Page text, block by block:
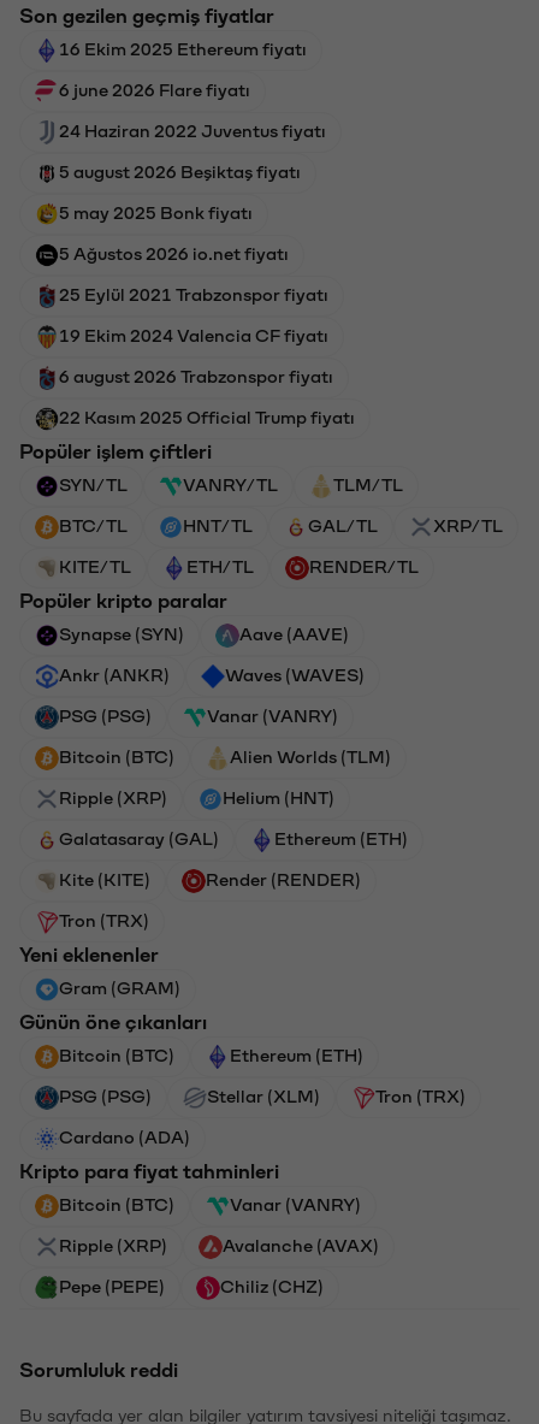
Son gezilen geçmiş fiyatlar
16 Ekim 2025 Ethereum fiyatı
6 june 2026 Flare fiyatı
24 Haziran 2022 Juventus fiyatı
5 august 2026 Beşiktaş fiyatı
5 may 2025 Bonk fiyatı
5 Ağustos 2026 io.net fiyatı
25 Eylül 2021 Trabzonspor fiyatı
19 Ekim 2024 Valencia CF fiyatı
6 august 2026 Trabzonspor fiyatı
22 Kasım 2025 Official Trump fiyatı
Popüler işlem çiftleri
SYN/TL VANRY/TL TLM/TL
BTC/TL HNT/TL GAL/TL XRP/TL
KITE/TL ETH/TL RENDER/TL
Popüler kripto paralar
Synapse (SYN) Aave (AAVE)
Ankr (ANKR) Waves (WAVES)
PSG (PSG) Vanar (VANRY)
Bitcoin (BTC) Alien Worlds (TLM)
Ripple (XRP) Helium (HNT)
Galatasaray (GAL) Ethereum (ETH)
Kite (KITE) Render (RENDER)
Tron (TRX)
Yeni eklenenler
Gram (GRAM)
Günün öne çıkanları
Bitcoin (BTC) Ethereum (ETH)
PSG (PSG) Stellar (XLM) Tron (TRX)
Cardano (ADA)
Kripto para fiyat tahminleri
Bitcoin (BTC) Vanar (VANRY)
Ripple (XRP) Avalanche (AVAX)
Pepe (PEPE) Chiliz (CHZ)
Sorumluluk reddi
Bu sayfada yer alan bilgiler yatırım tavsiyesi niteliği taşımaz.